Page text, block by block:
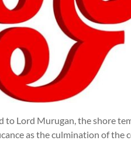
to Lord Murugan, the shore
as the culmination of